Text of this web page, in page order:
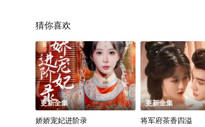
猜你喜欢
更新全集 6.0
娇娇宠妃进阶录
更新全集
将军府茶香四溢